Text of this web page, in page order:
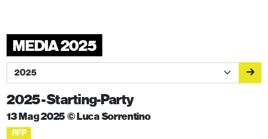
MEDIA 2025
2025 - Starting-Party
13 Mag 2025 © Luca Sorrentino
RFP